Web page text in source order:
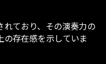
ており、その演奏力の
存在感を示していま